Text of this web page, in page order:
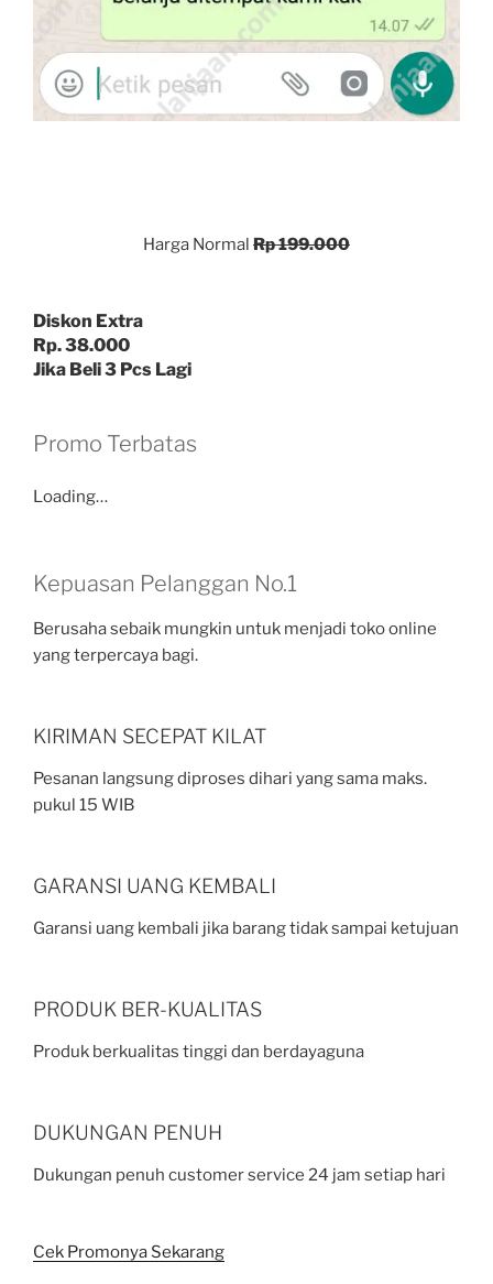
Harga Normal Rp 199.000
Diskon Extra
Rp. 38.000
Jika Beli 3 Pcs Lagi
Promo Terbatas
Loading…
Kepuasan Pelanggan No.1
Berusaha sebaik mungkin untuk menjadi toko online
yang terpercaya bagi.
KIRIMAN SECEPAT KILAT
Pesanan langsung diproses dihari yang sama maks.
pukul 15 WIB
GARANSI UANG KEMBALI
Garansi uang kembali jika barang tidak sampai ketujuan
PRODUK BER-KUALITAS
Produk berkualitas tinggi dan berdayaguna
DUKUNGAN PENUH
Dukungan penuh customer service 24 jam setiap hari
Cek Promonya Sekarang